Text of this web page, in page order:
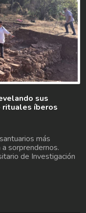
sus
rituales íberos
más
sorprendernos.
de Investigación